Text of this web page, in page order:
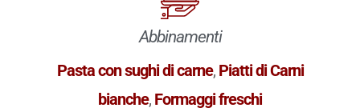
Abbinamenti
Pasta con sughi di carne, Piatti di Carni
bianche, Formaggi freschi